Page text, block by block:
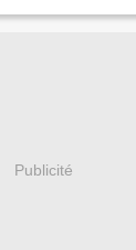
Publicité